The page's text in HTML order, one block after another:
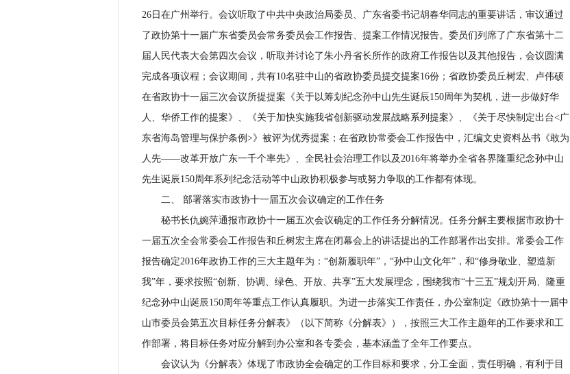
26日在广州举行。会议听取了中共中央政治局委员、广东省委书记胡春华同志的重要讲话，审议通过
了政协第十一届广东省委员会常务委员会工作报告、提案工作情况报告。委员们列席了广东省第十二
届人民代表大会第四次会议，听取并讨论了朱小丹省长所作的政府工作报告以及其他报告，会议圆满
完成各项议程；会议期间，共有10名驻中山的省政协委员提交提案16份；省政协委员丘树宏、卢伟硕
在省政协十一届三次会议所提提案《关于以筹划纪念孙中山先生诞辰150周年为契机，进一步做好华
人、华侨工作的提案》、《关于加快实施我省创新驱动发展战略系列提案》、《关于尽快制定出台<广
东省海岛管理与保护条例>》被评为优秀提案；在省政协常委会工作报告中，汇编文史资料丛书《敢为
人先——改革开放广东一千个率先》、全民社会治理工作以及2016年将举办全省各界隆重纪念孙中山
先生诞辰150周年系列纪念活动等中山政协积极参与或努力争取的工作都有体现。
二、 部署落实市政协十一届五次会议确定的工作任务
秘书长仇婉萍通报市政协十一届五次会议确定的工作任务分解情况。任务分解主要根据市政协十
一届五次全会常委会工作报告和丘树宏主席在闭幕会上的讲话提出的工作部署作出安排。常委会工作
报告确定2016年政协工作的三大主题年为：“创新履职年”，“孙中山文化年”，和“修身敬业、塑造新
我”年，要求按照“创新、协调、绿色、开放、共享”五大发展理念，围绕我市“十三五”规划开局、隆重
纪念孙中山诞辰150周年等重点工作认真履职。为进一步落实工作责任，办公室制定《政协第十一届中
山市委员会第五次目标任务分解表》（以下简称《分解表》），按照三大工作主题年的工作要求和工
作部署，将目标任务对应分解到办公室和各专委会，基本涵盖了全年工作要点。
会议认为《分解表》体现了市政协全会确定的工作目标和要求，分工全面，责任明确，有利于目